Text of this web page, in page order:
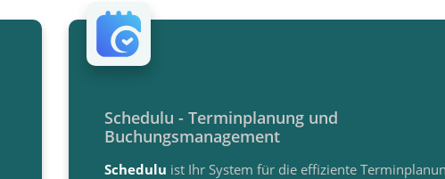
Schedulu - Terminplanung und
Buchungsmanagement
Schedulu ist Ihr System für die effiziente